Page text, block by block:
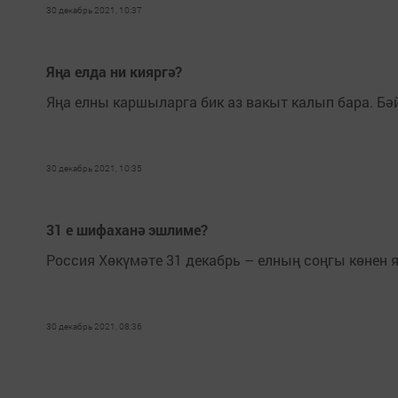
30 декабрь 2021, 10:37
Яңа елда ни кияргә?
Яңа елны каршыларга бик аз вакыт калып бара.
30 декабрь 2021, 10:35
31 е шифаханә эшлиме?
Россия Хөкүмәте 31 декабрь – елның соңгы көнен
30 декабрь 2021, 08:36